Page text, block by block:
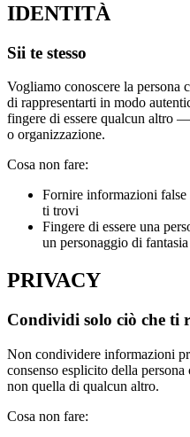
IDENTITÀ
Sii te stesso
Vogliamo conoscere la persona
di rappresentarti in modo
fingere di essere qualcun altro
o organizzazione.
Cosa non fare:
Fornire informazioni false
ti trovi
Fingere di essere una
un personaggio di fantasia
PRIVACY
Condividi solo ciò che ti
Non condividere informazioni
consenso esplicito della
non quella di qualcun altro.
Cosa non fare: